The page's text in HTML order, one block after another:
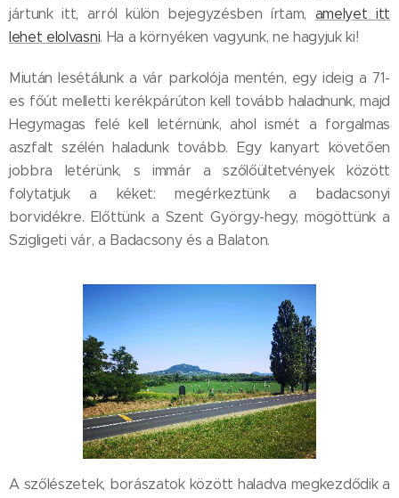
jártunk itt, arról külön bejegyzésben írtam, amelyet itt
lehet elolvasni. Ha a környéken vagyunk, ne hagyjuk ki!
Miután lesétálunk a vár parkolója mentén, egy ideig a 71-
es főút melletti kerékpárúton kell tovább haladnunk, majd
Hegymagas felé kell letérnünk, ahol ismét a forgalmas
aszfalt szélén haladunk tovább. Egy kanyart követően
jobbra letérünk, s immár a szőlőültetvények között
folytatjuk a kéket: megérkeztünk a badacsonyi
borvidékre. Előttünk a Szent György-hegy, mögöttünk a
Szigligeti vár, a Badacsony és a Balaton.
A szőlészetek, borászatok között haladva megkezdődik a